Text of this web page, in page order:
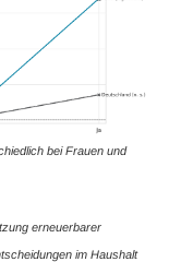
bei Frauen und
erneuerbarer
im Haushalt